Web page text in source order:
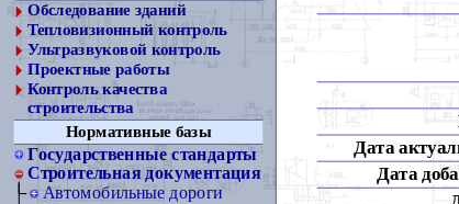
Обследование зданий
Тепловизионный контроль
Ультразвуковой контроль
Проектные работы
Контроль качества
строительства
Нормативные базы
Государственные стандарты
Строительная документация
Автомобильные дороги
Дата
Дата